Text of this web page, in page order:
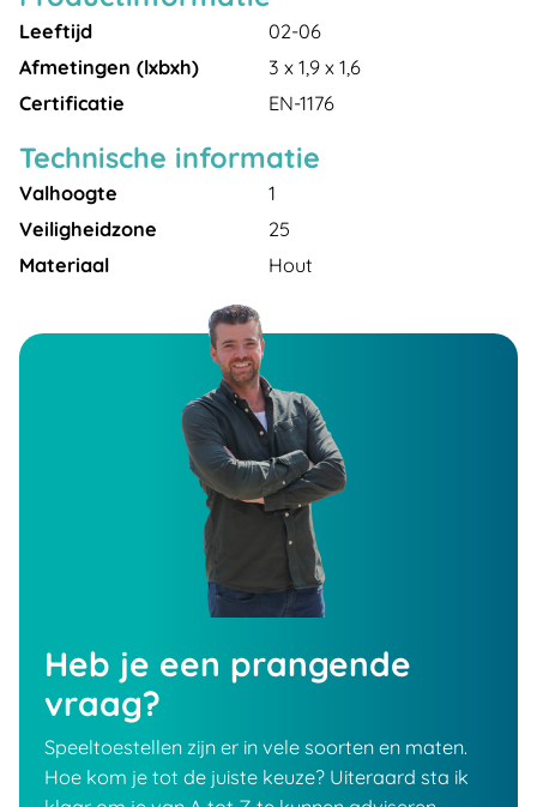
Leeftijd
02-06
Afmetingen (lxbxh)
3 x 1,9 x 1,6
Certificatie
EN-1176
Technische informatie
Valhoogte
1
Veiligheidzone
25
Materiaal
Hout
Heb je een prangende
vraag?
Speeltoestellen zijn er in vele soorten en maten.
Hoe kom je tot de juiste keuze? Uiteraard sta ik